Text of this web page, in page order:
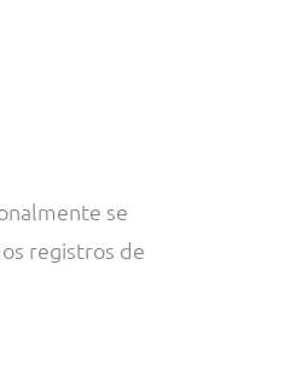
se
registros de